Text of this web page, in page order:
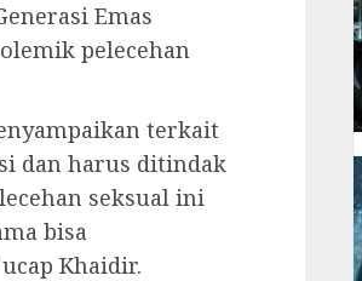
Emas
pelecehan
terkait
dan harus ditindak
seksual ini
bisa
Khaidir.